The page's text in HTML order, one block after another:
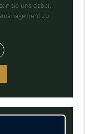
sie uns dabei,
zu